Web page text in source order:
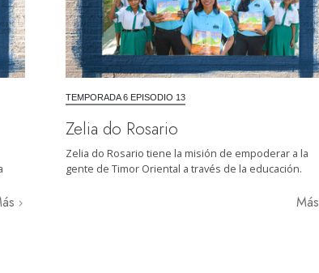
TEMPORADA 6 EPISODIO 13
Zelia do Rosario
Zelia do Rosario tiene la misión de empoderar a la
gente de Timor Oriental a través de la educación.
Más